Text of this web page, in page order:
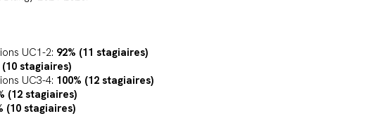
UC1-2: 92% (11 stagiaires)
(10 stagiaires)
UC3-4: 100% (12 stagiaires)
(12 stagiaires)
(10 stagiaires)